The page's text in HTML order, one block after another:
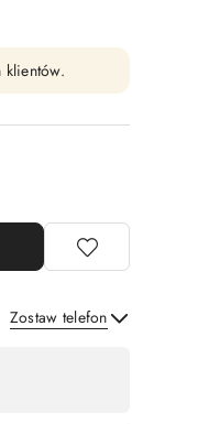
Zostaw telefon